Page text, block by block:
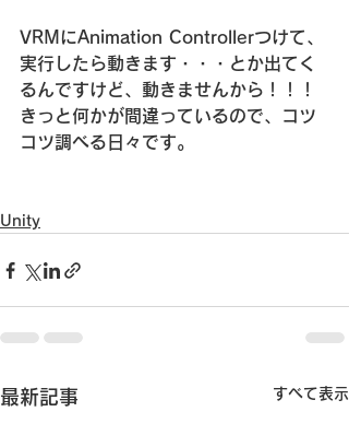
VRMにAnimation Controllerつけて、
実行したら動きます・・・とか出てく
るんですけど、動きませんから！！！
きっと何かが間違っているので、コツ
コツ調べる日々です。
Unity
最新記事 すべて表示